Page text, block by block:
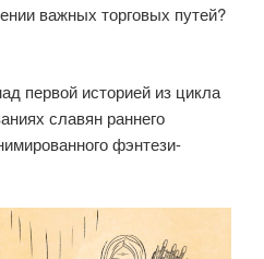
важных торговых путей?
первой историей из цикла
славян раннего
фэнтези-